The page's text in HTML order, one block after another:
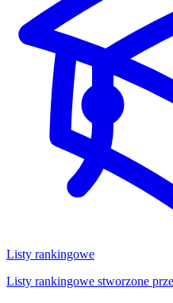
Listy rankingowe
Listy rankingowe stworzone